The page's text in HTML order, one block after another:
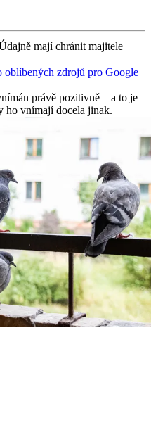
mají chránit majitele
oblíbených zdrojů pro Google
právě pozitivně – a to je
ho vnímají docela jinak.